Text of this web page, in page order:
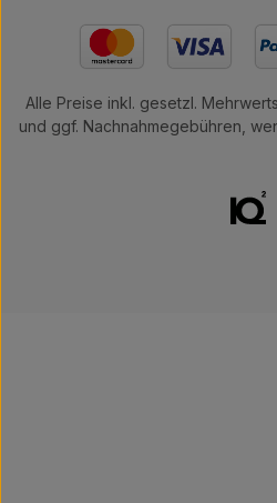
Alle Preise inkl. gesetzl.
und ggf. Nachnahmegebühren,